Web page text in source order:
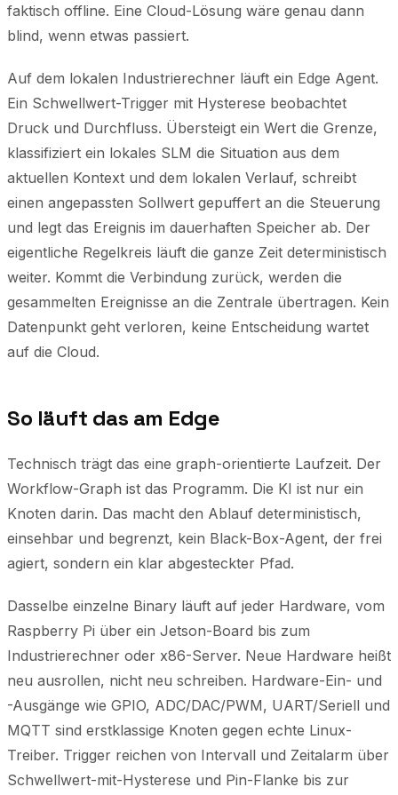
faktisch offline. Eine Cloud-Lösung wäre genau dann
blind, wenn etwas passiert.
Auf dem lokalen Industrierechner läuft ein Edge Agent.
Ein Schwellwert-Trigger mit Hysterese beobachtet
Druck und Durchfluss. Übersteigt ein Wert die Grenze,
klassifiziert ein lokales SLM die Situation aus dem
aktuellen Kontext und dem lokalen Verlauf, schreibt
einen angepassten Sollwert gepuffert an die Steuerung
und legt das Ereignis im dauerhaften Speicher ab. Der
eigentliche Regelkreis läuft die ganze Zeit deterministisch
weiter. Kommt die Verbindung zurück, werden die
gesammelten Ereignisse an die Zentrale übertragen. Kein
Datenpunkt geht verloren, keine Entscheidung wartet
auf die Cloud.
So läuft das am Edge
Technisch trägt das eine graph-orientierte Laufzeit. Der
Workflow-Graph ist das Programm. Die KI ist nur ein
Knoten darin. Das macht den Ablauf deterministisch,
einsehbar und begrenzt, kein Black-Box-Agent, der frei
agiert, sondern ein klar abgesteckter Pfad.
Dasselbe einzelne Binary läuft auf jeder Hardware, vom
Raspberry Pi über ein Jetson-Board bis zum
Industrierechner oder x86-Server. Neue Hardware heißt
neu ausrollen, nicht neu schreiben. Hardware-Ein- und
-Ausgänge wie GPIO, ADC/DAC/PWM, UART/Seriell und
MQTT sind erstklassige Knoten gegen echte Linux-
Treiber. Trigger reichen von Intervall und Zeitalarm über
Schwellwert-mit-Hysterese und Pin-Flanke bis zur